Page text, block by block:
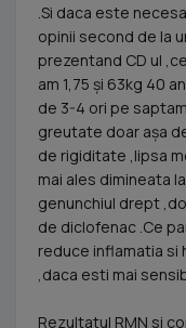
.Si daca este
opinii second de la
prezentand CD ul
am 1,75 și 63kg 40
de 3-4 ori pe
greutate doar așa
de rigiditate ,lipsa
mai ales dimineata
genunchiul drept
de diclofenac .Ce
reduce inflamatia
,daca esti mai
Rezultatul RMN si